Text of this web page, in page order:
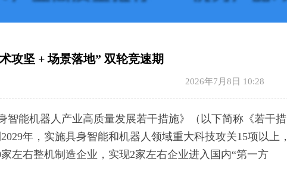
攻坚 + 场景落地” 双轮竞速期
2026年7月8日 10:28
智能机器人产业高质量发展若干措施》（以下简称《若干措
年，实施具身智能和机器人领域重大科技攻关15项以上，
左右整机制造企业，实现2家左右企业进入国内“第一方